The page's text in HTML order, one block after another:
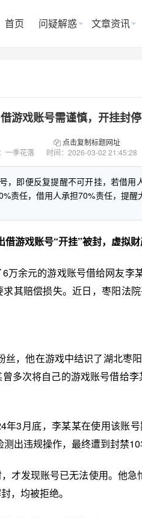
首页 问疑解惑 文章资讯
借游戏账号需谨慎，开挂封
点击复制标题网址
一季花落
时间： 2026-03-02 21:45:28
，即便反复提醒不可开挂，若借
责任，借用人承担70%责任，提醒
借游戏账号“开挂”被封，虚拟财
余元的游戏账号借给网友李
其赔偿损失。近日，枣阳法
，他在游戏中结识了湖北枣
多次将自己的游戏账号借给
月底，李某某在使用该账号
出违规操作，最终遭到封禁10
发现账号已无法使用。他急忙
，均被拒绝。